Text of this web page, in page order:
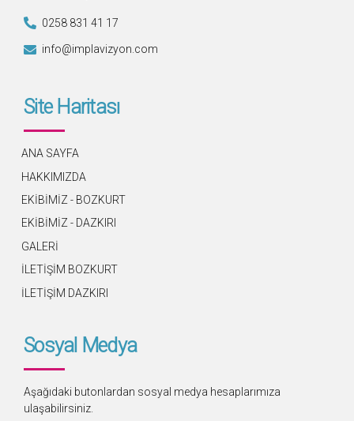
0258 831 41 17
info@implavizyon.com
Site Haritası
ANA SAYFA
HAKKIMIZDA
EKİBİMİZ - BOZKURT
EKİBİMİZ - DAZKIRI
GALERİ
İLETİŞİM BOZKURT
İLETİŞİM DAZKIRI
Sosyal Medya
Aşağıdaki butonlardan sosyal medya hesaplarımıza
ulaşabilirsiniz.